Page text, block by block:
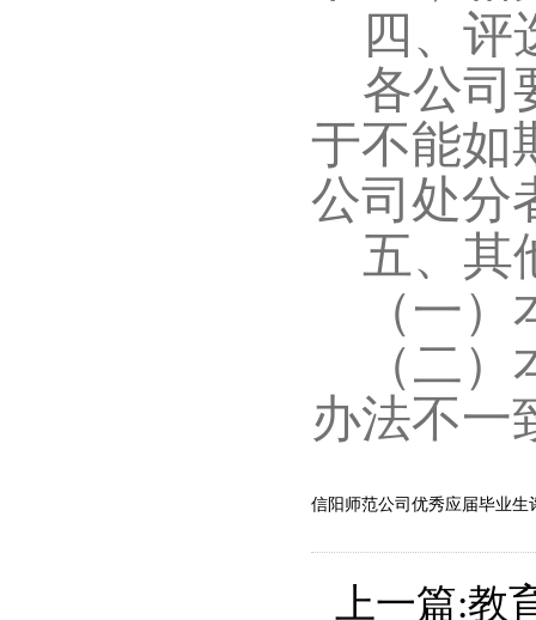
四、评
各公司
于不能如
公司处分
五、其
（一
（二
办法不一
信阳师范公司优秀应届毕业生
上一篇:教